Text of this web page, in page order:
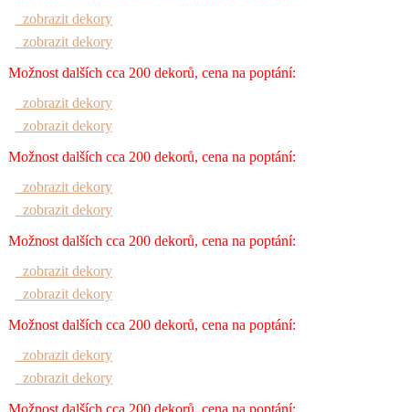
zobrazit dekory
zobrazit dekory
Možnost dalších cca 200 dekorů, cena na poptání:
zobrazit dekory
zobrazit dekory
Možnost dalších cca 200 dekorů, cena na poptání:
zobrazit dekory
zobrazit dekory
Možnost dalších cca 200 dekorů, cena na poptání:
zobrazit dekory
zobrazit dekory
Možnost dalších cca 200 dekorů, cena na poptání:
zobrazit dekory
zobrazit dekory
Možnost dalších cca 200 dekorů, cena na poptání: